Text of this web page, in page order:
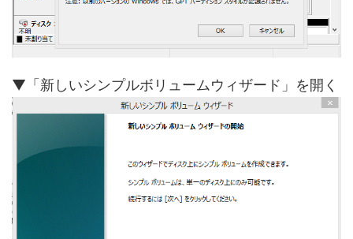
▼「新しいシンプルボリュームウィザード」を開く